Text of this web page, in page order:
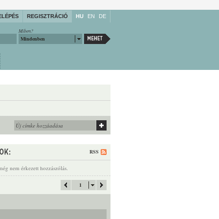
REGISZTRÁCIÓ HU EN DE
Miben?
Mindenben
RSS
nem érkezett hozzászólás.
1